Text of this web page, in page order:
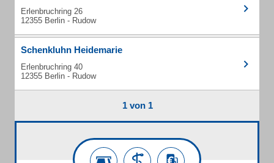
Erlenbruchring 26
12355 Berlin - Rudow
Schenkluhn Heidemarie
Erlenbruchring 40
12355 Berlin - Rudow
1 von 1